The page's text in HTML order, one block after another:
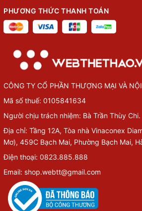
PHƯƠNG THỨC THANH TOÁN
CÔNG TY CỔ PHẦN THƯỢNG MẠI VÀ
Mã số thuế: 0105841634
Người chịu trách nhiệm: Bà Trần Thùy Chi.
Địa chỉ: Tầng 12A, Tòa nhà Vinaconex
Mơ), 459C Bạch Mai, Phường Bạch Mai,
Điện thoại: 0823.885.888
Email: shop.webtt@gmail.com